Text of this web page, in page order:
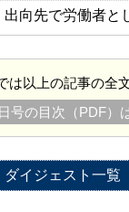
向先で労働者と
は以上の記事の全
号の目次（PDF）
ダイジェスト一覧